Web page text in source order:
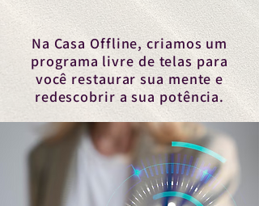
Na Casa Offline, criamos um
programa livre de telas para
você restaurar sua mente e
redescobrir a sua potência.